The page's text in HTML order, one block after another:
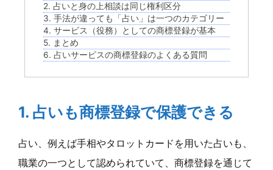
2. 占いと身の上相談は同じ権利区分
3. 手法が違っても「占い」は一つのカテゴリー
4. サービス（役務）としての商標登録が基本
5. まとめ
6. 占いサービスの商標登録のよくある質問
1. 占いも商標登録で保護できる
占い、例えば手相やタロットカードを用いた占いも、
職業の一つとして認められていて、商標登録を通じて